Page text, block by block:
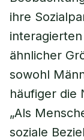
ihre
ähnlicher
sowohl
häufiger die
„Als
soziale